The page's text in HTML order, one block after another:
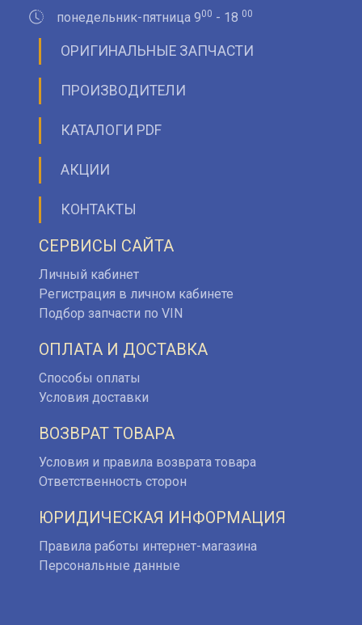
понедельник-пятница 900 - 18 00
ОРИГИНАЛЬНЫЕ ЗАПЧАСТИ
ПРОИЗВОДИТЕЛИ
КАТАЛОГИ PDF
АКЦИИ
КОНТАКТЫ
СЕРВИСЫ САЙТА
Личный кабинет
Регистрация в личном кабинете
Подбор запчасти по VIN
ОПЛАТА И ДОСТАВКА
Способы оплаты
Условия доставки
ВОЗВРАТ ТОВАРА
Условия и правила возврата товара
Ответственность сторон
ЮРИДИЧЕСКАЯ ИНФОРМАЦИЯ
Правила работы интернет-магазина
Персональные данные